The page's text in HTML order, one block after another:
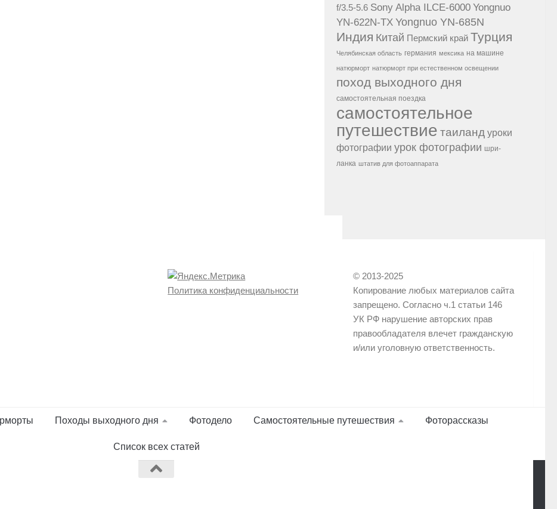
f/3.5-5.6 Sony Alpha ILCE-6000 Yongnuo
YN-622N-TX Yongnuo YN-685N
Индия Китай Пермский край Турция
Челябинская область германия мексика на машине
натюрморт натюрморт при естественном освещении
поход выходного дня
самостоятельная поездка
самостоятельное
путешествие таиланд уроки
фотографии урок фотографии шри-
ланка штатив для фотоаппарата
Политика конфиденциальности
© 2013-2025
Копирование любых материалов сайта
запрещено. Согласно ч.1 статьи 146
УК РФ нарушение авторских прав
правообладателя влечет гражданскую
и/или уголовную ответственность.
Походы выходного дня Фотодело Самостоятельные путешествия Фоторассказы
Список всех статей